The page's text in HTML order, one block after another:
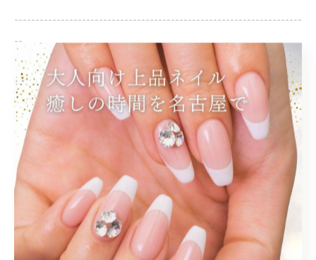
--------------------------------------------------------------------
--
プライベートサロン 大人 上品 シンプル オフィス
< 前のページ 一覧に戻る 次のページ >
関連タグ
#大人かわいい
#マグネットネイル